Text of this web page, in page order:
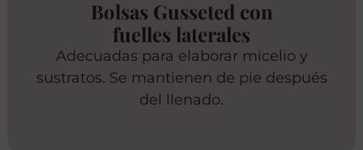
Bolsas Gusseted con
fuelles laterales
Adecuadas para elaborar micelio y
sustratos. Se mantienen de pie después
del llenado.